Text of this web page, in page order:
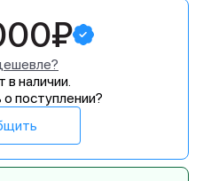
в наличии.
поступлении?